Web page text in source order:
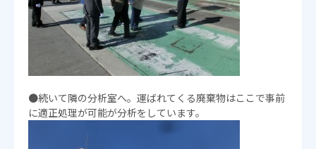
●続いて隣の分析室へ。運ばれてくる廃棄物はここで事前
に適正処理が可能が分析をしています。